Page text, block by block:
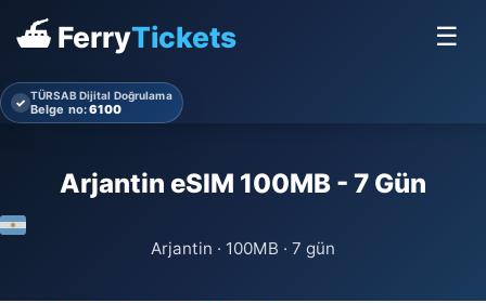
⛴ FerryTickets ☰
✓ TÜRSAB Dijital Doğrulama
Belge no:6100
Arjantin eSIM 100MB - 7 Gün
Arjantin · 100MB · 7 gün